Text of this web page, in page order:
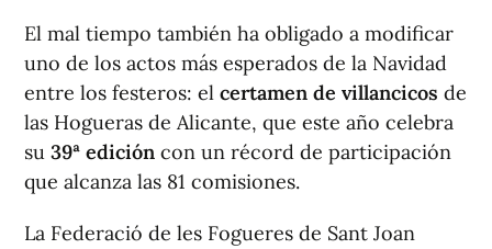
El mal tiempo también ha obligado a modificar
uno de los actos más esperados de la Navidad
entre los festeros: el certamen de villancicos de
las Hogueras de Alicante, que este año celebra
su 39ª edición con un récord de participación
que alcanza las 81 comisiones.
La Federació de les Fogueres de Sant Joan